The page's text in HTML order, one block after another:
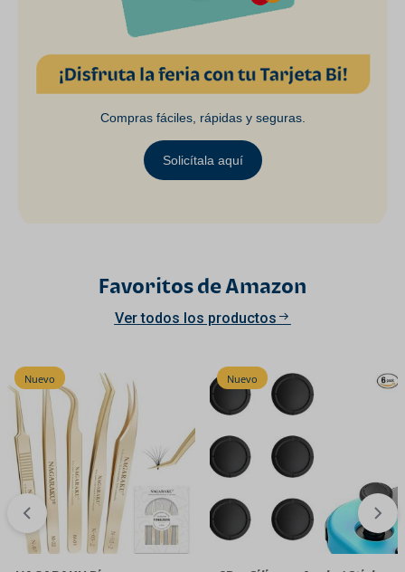
Compras fáciles, rápidas y seguras.
Solicítala aquí
Favoritos de Amazon
Ver todos los productos
Nuevo Nuevo